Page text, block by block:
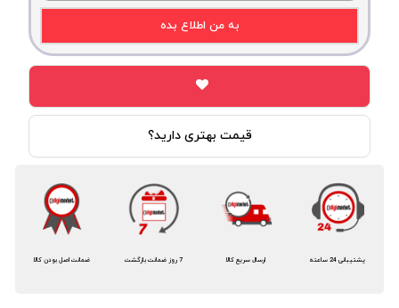
به من اطلاع بده
قیمت بهتری دارید؟
ضمانت اصل بودن کالا 7 روز ضمانت بازگشت ارسال سریع کالا پشتیبانی 24 ساعته